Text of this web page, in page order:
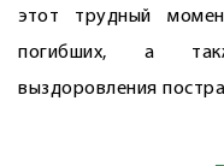
этот трудный
погибших, а
выздоровления